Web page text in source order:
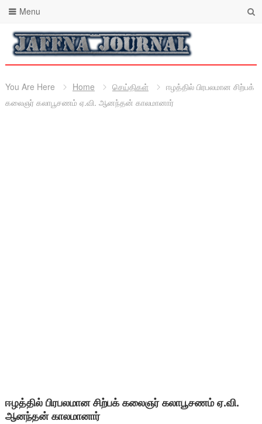
Menu
You Are Here Home செய்திகள்
ஈழத்தில் பிரபலமான சிற்பக்
கலைஞர் கலாபூசணம் ஏ.வி. ஆனந்தன் காலமானார்
ஈழத்தில் பிரபலமான சிற்பக் கலைஞர் கலாபூசணம் ஏ.வி.
ஆனந்தன் காலமானார்